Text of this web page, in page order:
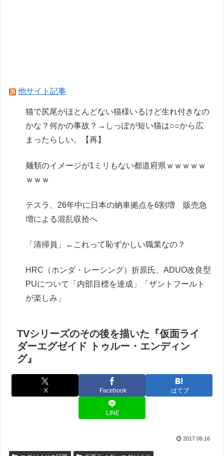
カノカリ作者「キャラの誕生日の個展開きたいか
ら1000万円クラファンします！」→結果ｗｘｗ
Powered by livedoor 相互RSS
他サイト記事
猫で尻尾がほとんどない猫様いるけど生れ付きなの
かな？何かの事故？→しっぽが短い猫は○○から広
まったらしい。【再】
麺類のイメージが1ミリもない都道府県ｗｗｗｗｗ
ｗｗｗ
テスラ、26年中に日本の納車拠点を6割増 販売急
増による混乱収拾へ
「清掃員」←これって恥ずかしい職業なの？
HRC（ホンダ・レーシング）折原氏、ADUO改良型
PUについて「内部目標を達成」「ザントフールト
が楽しみ」
TVシリーズのその後を描いた『仮面ライ
ダーエグゼイド トゥルー・エンディン
グ』
X Facebook はてブ
LINE
2017.09.16